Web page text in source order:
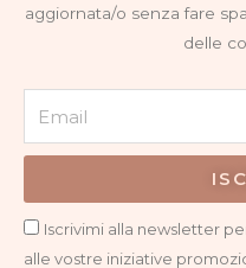
aggiornata/o senza fare
delle
Privacy
Iscrivimi alla newsletter
alle vostre iniziative